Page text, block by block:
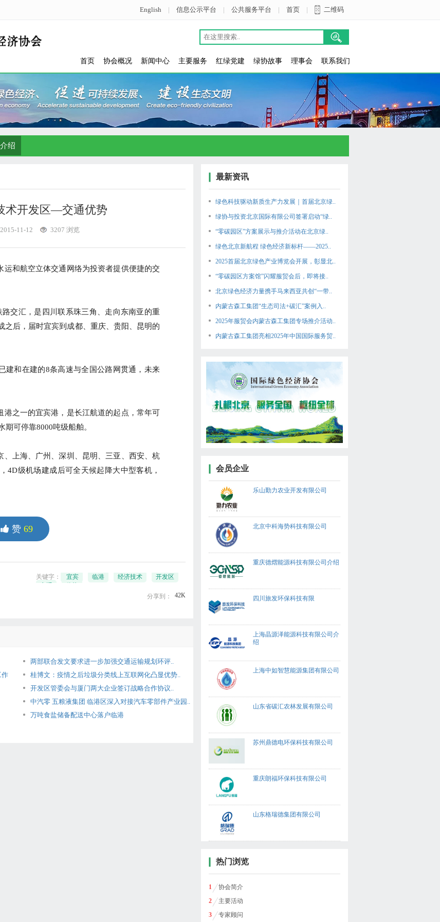
English | 信息公示平台 | 公共服务平台 | 首页 | 二维码
首页 协会概况 新闻中心 主要服务 红绿党建 绿协故事 理事会 联系我们
绍
术开发区—交通优势
2015-11-12 3207 浏览
和航空立体交通网络为投资者提供便捷的交
交汇，是四川联系珠三角、走向东南亚的重
之后，届时宜宾到成都、重庆、贵阳、昆明的
建和在建的8条高速与全国公路网贯通，未来
之一的宜宾港，是长江航道的起点，常年可
可停靠8000吨级船舶。
上海、广州、深圳、昆明、三亚、西安、杭
4D级机场建成后可全天候起降大中型客机，
赞 69
关键字： 宜宾 临港 经济技术
开发区
分享到：
42K
两部联合发文要求进一步加强交通运输规划环评..
作
桂博文：疫情之后垃圾分类线上互联网化凸显优势..
开发区管委会与厦门两大企业签订战略合作协议..
中汽零 五粮液集团 临港区深入对接汽车零部件产业园..
万吨食盐储备配送中心落户临港
最新资讯
绿色科技驱动新质生产力发展｜首届北京绿..
绿协与投资北京国际有限公司签署启动“绿..
“零碳园区”方案展示与推介活动在北京绿..
绿色北京新航程 绿色经济新标杆——2025..
2025首届北京绿色产业博览会开展，彰显北..
“零碳园区方案馆”闪耀服贸会后，即将接..
北京绿色经济力量携手马来西亚共创“一带..
内蒙古森工集团“生态司法+碳汇”案例入..
2025年服贸会内蒙古森工集团专场推介活动..
内蒙古森工集团亮相2025年中国国际服务贸..
会员企业
乐山勤力农业开发有限公司
北京中科海势科技有限公司
重庆德熠能源科技有限公司介绍
四川旅发环保科技有限
上海晶源泽能源科技有限公司介
绍
上海中如智慧能源集团有限公司
山东省碳汇农林发展有限公司
苏州鼎德电环保科技有限公司
重庆朗福环保科技有限公司
山东格瑞德集团有限公司
热门浏览
1
协会简介
2
主要活动
3
专家顾问